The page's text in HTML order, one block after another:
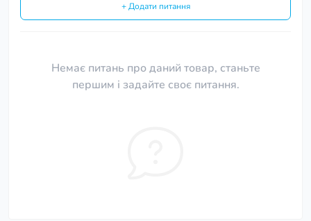
+ Додати питання
Немає питань про даний товар, станьте
першим і задайте своє питання.